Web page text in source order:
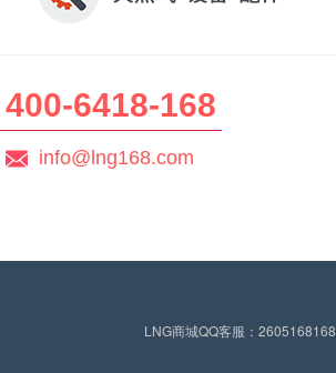
400-6418-168
info@lng168.com
LNG商城QQ客服：2605168168